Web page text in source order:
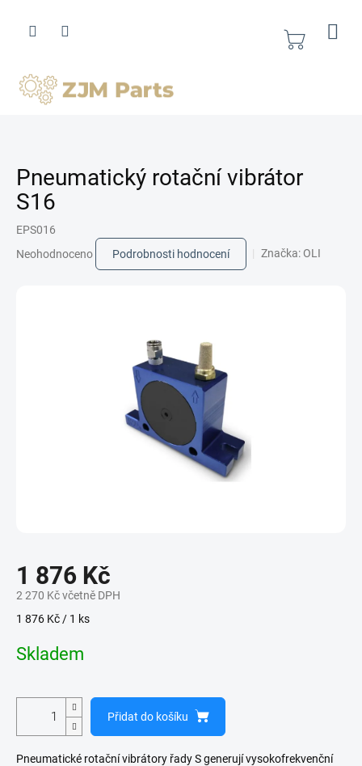
obsah
Nákupní
Pneumatický rotační vibrátor
S16
EPS016
hodnocení
Neohodnoceno Podrobnosti hodnocení Značka: OLI
1 876 Kč
2 270 Kč včetně DPH
Měrná
1 876 Kč / 1 ks
Skladem
Přidat do košíku
Pneumatické rotační vibrátory řady S generují vysokofrekvenční